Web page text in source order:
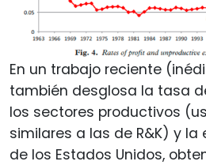
En un trabajo reciente
también desglosa la tasa
los sectores productivos
similares a las de R&K) y
de los Estados Unidos,